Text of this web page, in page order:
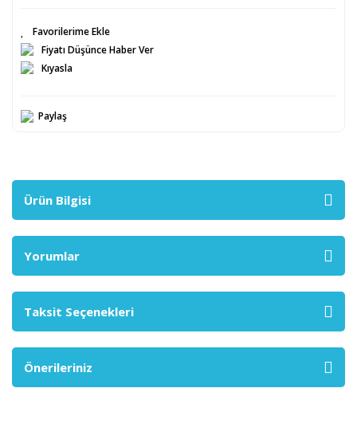
Fiyatı Düşünce Haber Ver
Kıyasla
Paylaş
Ürün Bilgisi
Yorumlar
Taksit Seçenekleri
Önerileriniz